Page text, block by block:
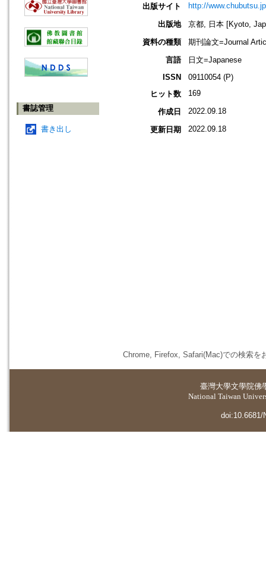
書誌管理
書き出し
出版サイト
http://
出版地
京都, 日本 [Kyoto,
資料の種類
期刊論文=Journal
言語
日文=Japanese
ISSN
09110054 (P)
ヒット数
169
作成日 2022.09.18
更新日期 2022.09.18
Chrome, Firefox, Safari(Mac)での検索を
臺灣大學文學院佛
National Taiwan
doi:10.6681/